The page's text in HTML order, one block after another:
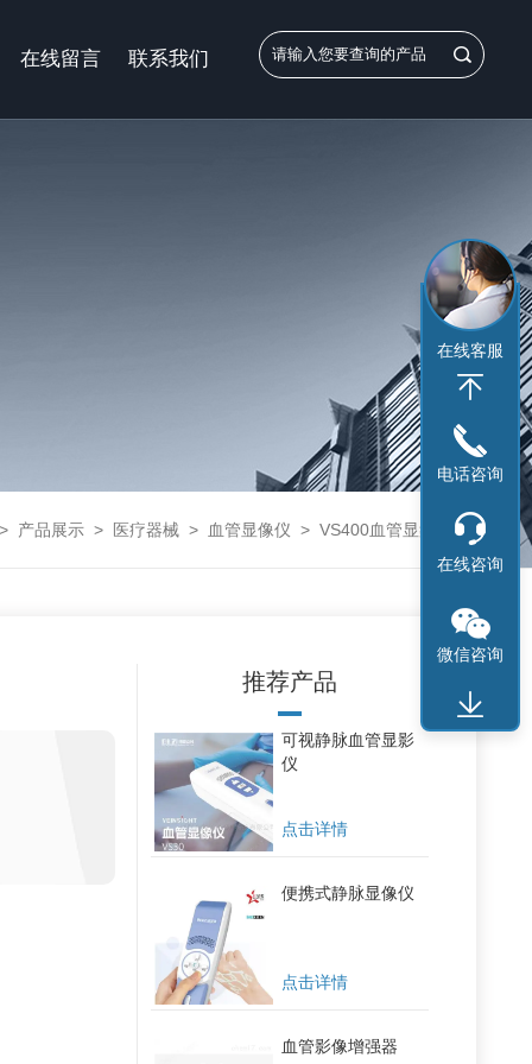
在线留言 联系我们
产品展示> 医疗器械 > 血管显像仪 > VS400血管显象仪
推荐产品
可视静脉血管显影
仪
点击详情
便携式静脉显像仪
点击详情
血管影像增强器
在线客服
电话咨询
在线咨询
微信咨询